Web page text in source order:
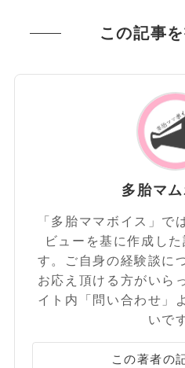
この記事
多胎マ
「多胎ママボイス」で
ビューを基に作成し
す。ご自身の経験談に
お応え頂ける方がいら
イト内「問い合わせ」
いで
この著者の